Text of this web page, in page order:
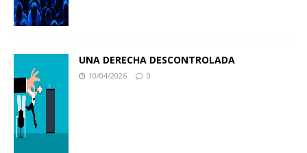
UNA DERECHA DESCONTROLADA
10/04/2026 0